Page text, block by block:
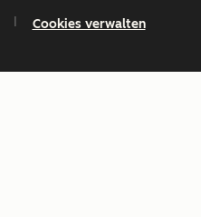
Cookies verwalten